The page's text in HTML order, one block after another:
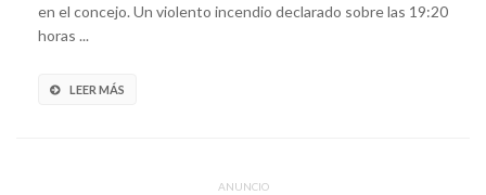
en el concejo. Un violento incendio declarado sobre las 19:20
horas ...
LEER MÁS
ANUNCIO